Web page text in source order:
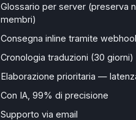
Glossario per server (preserva
membri)
Consegna inline tramite
Cronologia traduzioni (30 giorni)
Elaborazione prioritaria —
Con IA, 99% di precisione
Supporto via email